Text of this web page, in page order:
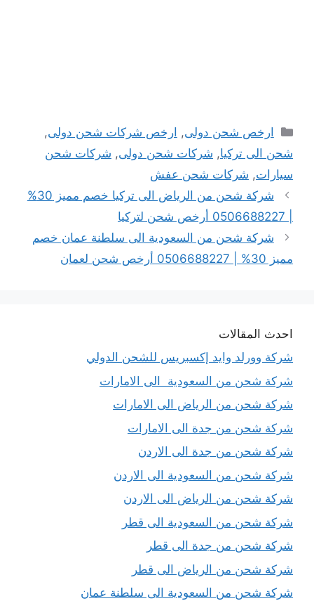
التصنيفات
ارخص شحن دولى, ارخص شركات شحن دولى,
شحن الى تركيا, شركات شحن دولى, شركات شحن
سيارات, شركات شحن عفش
شركة شحن من الرياض الى تركيا خصم مميز 30%
شركة شحن من السعودية الى سلطنة عمان خصم
مميز 30% | 0506688227 أرخص شحن لعمان
احدث المقالات
شركة وورلد وايد إكسبريس للشحن الدولي
شركة شحن من السعودية الى الامارات
شركة شحن من الرياض الى الامارات
شركة شحن من جدة الى الامارات
شركة شحن من جدة الى الاردن
شركة شحن من السعودية الى الاردن
شركة شحن من الرياض الى الاردن
شركة شحن من السعودية الى قطر
شركة شحن من جدة الى قطر
شركة شحن من الرياض الى قطر
شركة شحن من السعودية الى سلطنة عمان